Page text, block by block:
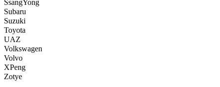
SsangYong
Subaru
Suzuki
Toyota
UAZ
Volkswagen
Volvo
XPeng
Zotye